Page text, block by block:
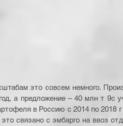
а предложение – 40 млн т 9с
в Россию с 2014 по 2018 г
связано с эмбарго на ввоз